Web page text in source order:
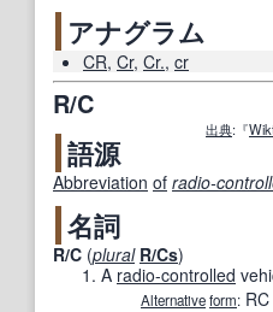
アナグラム
CR, Cr, Cr., cr
R/C
出典:『
語源
Abbreviation of radio-
名詞
R/C (plural R/Cs)
A radio-controlled
Alternativeform: RC